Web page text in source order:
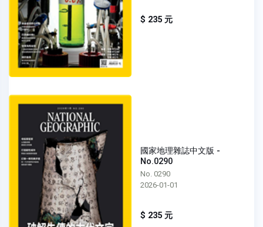
$ 235 元
國家地理雜誌中文版 -
No.0290
No. 0290
2026-01-01
$ 235 元